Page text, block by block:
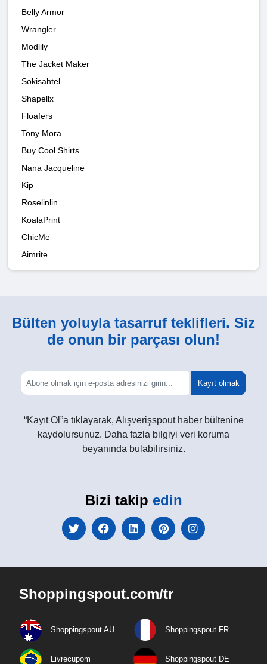
Belly Armor
Wrangler
Modlily
The Jacket Maker
Sokisahtel
Shapellx
Floafers
Tony Mora
Buy Cool Shirts
Nana Jacqueline
Kip
Roselinlin
KoalaPrint
ChicMe
Aimrite
Bülten yoluyla tasarruf teklifleri. Siz
de onun bir parçası olun!
Kayıt olmak
“Kayıt Ol”a tıklayarak, Alışverişspout haber bültenine
kaydolursunuz. Daha fazla bilgiyi veri koruma
beyanında bulabilirsiniz.
Bizi takip edin
Shoppingspout.com/tr
Shoppingspout AU Shoppingspout FR
Livrecupom Shoppingspout DE